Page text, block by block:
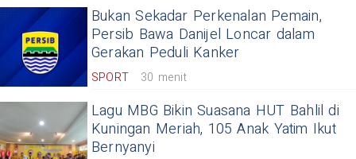
Bukan Sekadar Perkenalan Pemain,
Persib Bawa Danijel Loncar dalam
Gerakan Peduli Kanker
SPORT 30 menit
Lagu MBG Bikin Suasana HUT Bahlil di
Kuningan Meriah, 105 Anak Yatim Ikut
Bernyanyi